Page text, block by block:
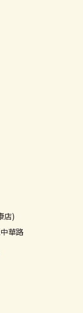
店)
華路